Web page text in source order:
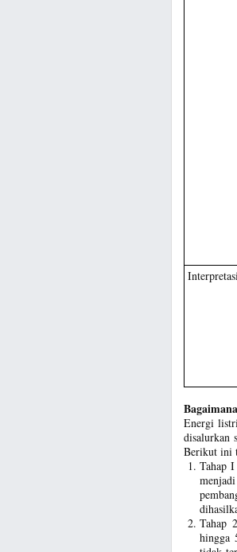
Energi
disalurkan
Berikut ini
Tahap
Tahap
hingga